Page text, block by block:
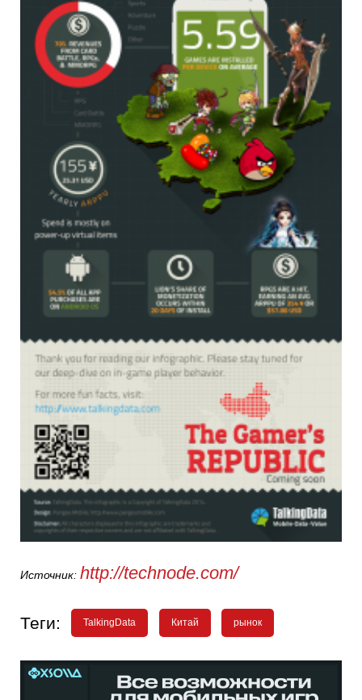
Источник: http://technode.com/
Теги: TalkingData Китай рынок